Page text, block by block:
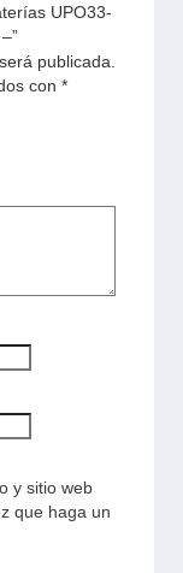
UPO33-
publicada.
con *
y sitio web
que haga un